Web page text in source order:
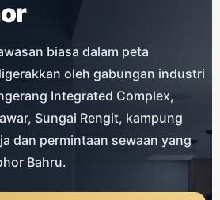
biasa dalam peta
oleh gabungan industri
Integrated Complex,
Sungai Rengit, kampung
dan permintaan sewaan yang
Bahru.